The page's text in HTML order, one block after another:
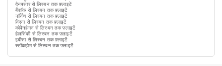
देनपसार से लिस्बन तक फ़्लाइटें
बैंकॉक से लिस्बन तक फ़्लाइटें
नॉर्विच से लिस्बन तक फ़्लाइटें
विएना से लिस्बन तक फ़्लाइटें
कोपेनहेगन से लिस्बन तक फ़्लाइटें
हेलसिंकी से लिस्बन तक फ़्लाइटें
इबीसा से लिस्बन तक फ़्लाइटें
स्टॉकहोम से लिस्बन तक फ़्लाइटें